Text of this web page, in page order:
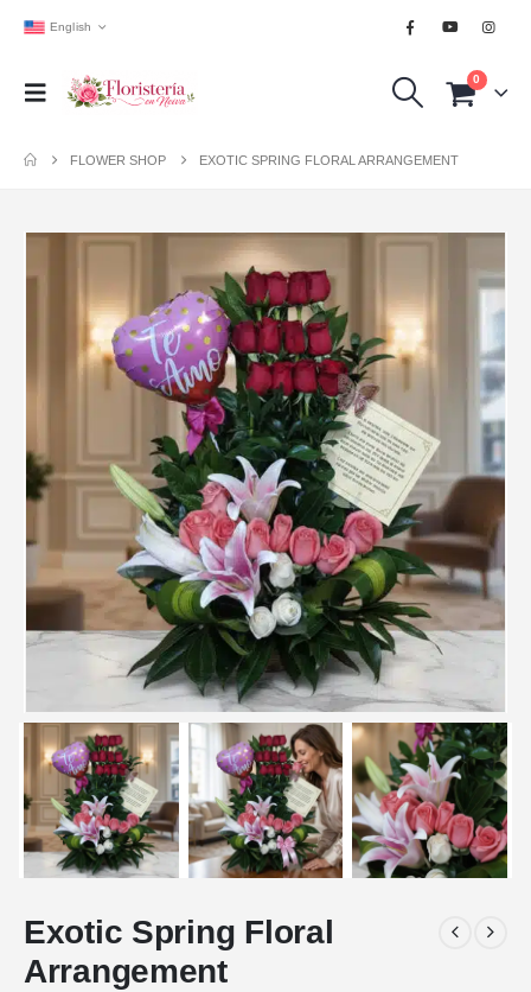
English
0
FLOWER SHOP EXOTIC SPRING FLORAL ARRANGEMENT
Exotic Spring Floral
Arrangement